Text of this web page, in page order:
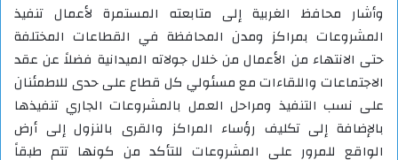
وأشار محافظ الغربية إلى متابعته المستمرة لأعمال تنفيذ
المشروعات بمراكز ومدن المحافظة في القطاعات المختلفة
حتى الانتهاء من الأعمال من خلال جولاته الميدانية فضلاً عن عقد
الاجتماعات واللقاءات مع مسئولي كل قطاع على حدى للاطمئنان
على نسب التنفيذ ومراحل العمل بالمشروعات الجاري تنفيذها
بالإضافة إلى تكليف رؤساء المراكز والقرى بالنزول إلى أرض
الواقع للمرور على المشروعات للتأكد من كونها تتم طبقاً